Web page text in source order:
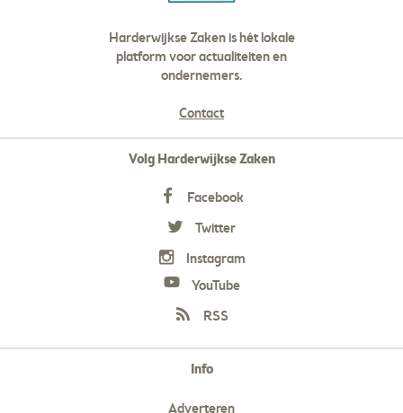
Harderwijkse Zaken is hét lokale
platform voor actualiteiten en
ondernemers.
Contact
Volg Harderwijkse Zaken
Facebook
Twitter
Instagram
YouTube
RSS
Info